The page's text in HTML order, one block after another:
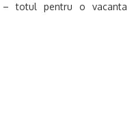
totul pentru o vacanta